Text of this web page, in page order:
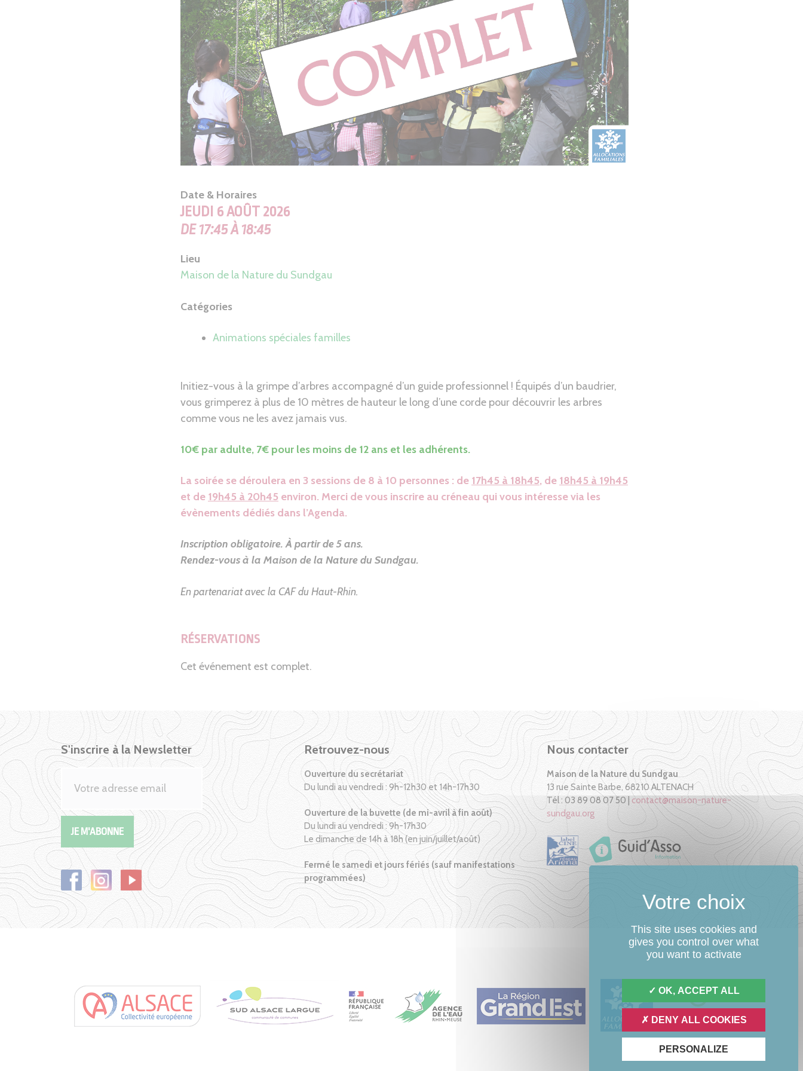
Date & Horaires
JEUDI 6 AOÛT 2026
DE 17:45 À 18:45
Lieu
Maison de la Nature du Sundgau
Catégories
Animations spéciales familles
Initiez-vous à la grimpe d’arbres accompagné d’un guide professionnel ! Équipés d’un baudrier,
vous grimperez à plus de 10 mètres de hauteur le long d’une corde pour découvrir les arbres
comme vous ne les avez jamais vus.
10€ par adulte, 7€ pour les moins de 12 ans et les adhérents.
La soirée se déroulera en 3 sessions de 8 à 10 personnes : de 17h45 à 18h45, de 18h45 à 19h45
et de 19h45 à 20h45 environ. Merci de vous inscrire au créneau qui vous intéresse via les
évènements dédiés dans l’Agenda.
Inscription obligatoire. À partir de 5 ans.
Rendez-vous à la Maison de la Nature du Sundgau.
En partenariat avec la CAF du Haut-Rhin.
RÉSERVATIONS
Cet événement est complet.
S'inscrire à la Newsletter Retrouvez-nous
Ouverture du secrétariat
Du lundi au vendredi : 9h-12h30 et 14h-17h30
Ouverture de la buvette (de mi-avril à fin août)
Du lundi au vendredi : 9h-17h30
Le dimanche de 14h à 18h (en juin/juillet/août)
Fermé le samedi et jours fériés (sauf manifestations
programmées)
Nous contacter
Maison de la Nature du Sundgau
13 rue Sainte Barbe, 68210 ALTENACH
Tél : 03 89 08 07 50 | contact@maison-nature-
sundgau.org
This site uses cookies and
gives you control over what
you want to activate
OK, ACCEPT ALL
DENY ALL COOKIES
PERSONALIZE